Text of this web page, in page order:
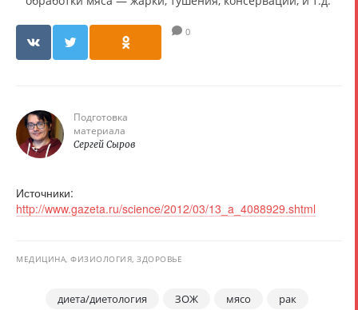
0
Подготовка
материала
Сергей Сыров
Источники:
http://www.gazeta.ru/science/2012/03/13_a_4088929.shtml
МЕДИЦИНА, ФИЗИОЛОГИЯ, ЗДОРОВЬЕ
диета/диетология ЗОЖ мясо
рак